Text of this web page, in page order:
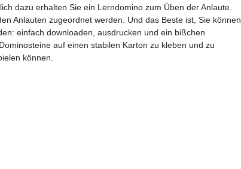
dazu erhalten Sie ein Lerndomino zum Üben der Anlaute.
Anlauten zugeordnet werden. Und das Beste ist, Sie können
einfach downloaden, ausdrucken und ein bißchen
auf einen stabilen Karton zu kleben und zu
können.